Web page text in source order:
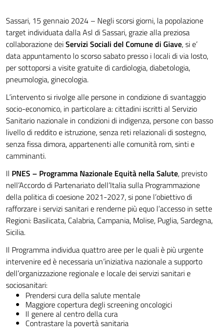
Sassari, 15 gennaio 2024 – Negli scorsi giorni, la popolazione
target individuata dalla Asl di Sassari, grazie alla preziosa
collaborazione deiServizi Sociali del Comune di Giave, si e’
data appuntamento lo scorso sabato presso i locali di via Iosto,
per sottoporsi a visite gratuite di cardiologia, diabetologia,
pneumologia, ginecologia.
L’intervento si rivolge alle persone in condizione di svantaggio
socio-economico, in particolare a: cittadini iscritti al Servizio
Sanitario nazionale in condizioni di indigenza, persone con basso
livello di reddito e istruzione, senza reti relazionali di sostegno,
senza fissa dimora, appartenenti alle comunità rom, sinti e
camminanti.
Il PNES – Programma Nazionale Equità nella Salute, previsto
nell’Accordo di Partenariato dell’Italia sulla Programmazione
della politica di coesione 2021-2027, si pone l’obiettivo di
rafforzare i servizi sanitari e renderne più equo l’accesso in sette
Regioni: Basilicata, Calabria, Campania, Molise, Puglia, Sardegna,
Sicilia.
Il Programma individua quattro aree per le quali è più urgente
intervenire ed è necessaria un’iniziativa nazionale a supporto
dell’organizzazione regionale e locale dei servizi sanitari e
sociosanitari:
Prendersi cura della salute mentale
Maggiore copertura degli screening oncologici
Il genere al centro della cura
Contrastare la povertà sanitaria